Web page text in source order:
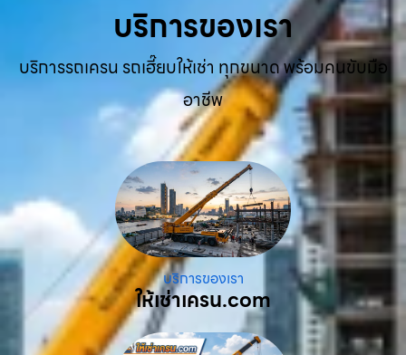
บริการของเรา
บริการรถเครน รถเฮี๊ยบให้เช่า ทุกขนาด พร้อมคนขับมือ
อาชีพ
บริการของเรา
ให้เช่าเครน.com